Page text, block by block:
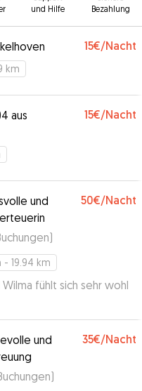
und Hilfe
Bezahlung
15€/Nacht
km
aus
15€/Nacht
und
50€/Nacht
)
- 19.94 km
fühlt sich sehr wohl
und
35€/Nacht
)